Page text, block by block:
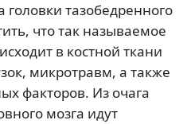
головки тазобедренного
что так называемое
в костной ткани
микротравм, а также
факторов. Из очага
мозга идут